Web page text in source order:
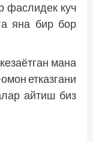
фаслидек куч
яна бир бор
мана
етказгани
айтиш биз